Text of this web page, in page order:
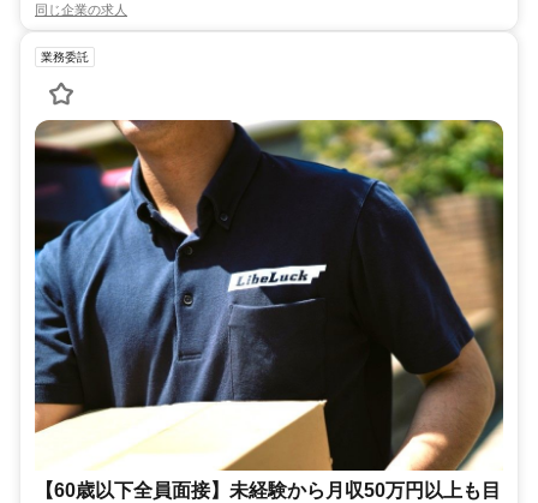
同じ企業の求人
業務委託
【60歳以下全員面接】未経験から月収50万円以上も目